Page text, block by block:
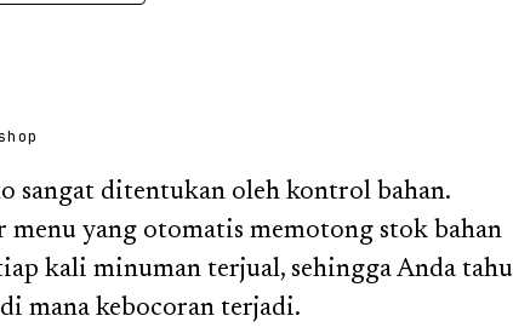
ditentukan oleh kontrol bahan.
menu yang otomatis memotong stok bahan
kali minuman terjual, sehingga Anda tahu
mana kebocoran terjadi.